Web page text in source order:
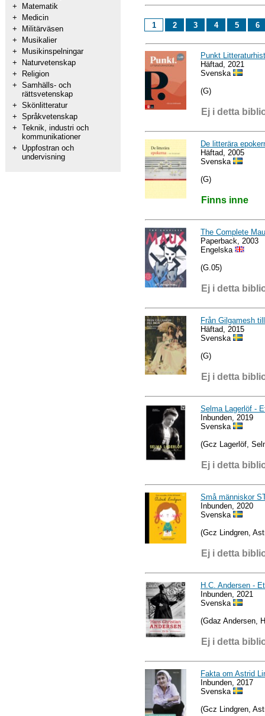
+
Matematik
+
Medicin
+
Militärväsen
+
Musikalier
+
Musikinspelningar
+
Naturvetenskap
+
Religion
+ Samhälls- och
rättsvetenskap
+ Skönlitteratur
+ Språkvetenskap
+ Teknik, industri och
kommunikationer
+
Uppfostran och
undervisning
1 2 3 4 5 6
Punkt
Häftad, 2021
Svenska
(G)
Ej i detta
De litterära
Häftad, 2005
Svenska
(G)
Finns inne
The Complete
Paperback, 2003
Engelska
(G.05)
Ej i detta
Från Gilgamesh
Häftad, 2015
Svenska
(G)
Ej i detta
Selma Lagerlöf -
Inbunden, 2019
Svenska
(Gcz Lagerlöf,
Ej i detta
Små människor
Inbunden, 2020
Svenska
(Gcz Lindgren,
Ej i detta
H.C. Andersen -
Inbunden, 2021
Svenska
(Gdaz Andersen,
Ej i detta
Fakta om Astrid
Inbunden, 2017
Svenska
(Gcz Lindgren,